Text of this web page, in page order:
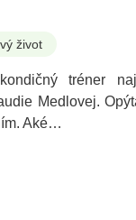
život
tréner
Medlovej.
Aké…